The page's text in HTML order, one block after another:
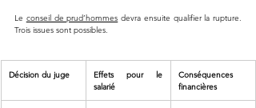
Le conseil de prud’hommes devra ensuite qualifier la rupture.
Trois issues sont possibles.
Décision du juge
Effets pour le
salarié
Conséquences
financières